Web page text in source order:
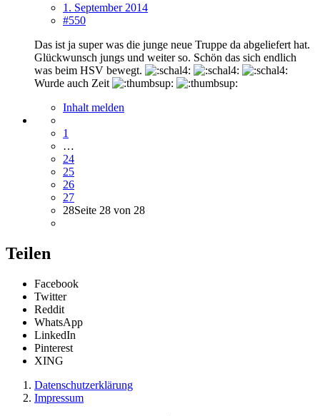
1. September 2014
#550
Das ist ja super was die junge neue Truppe da abgeliefert hat.
Glückwunsch jungs und weiter so. Schön das sich endlich
was beim HSV bewegt.
Wurde auch Zeit
Inhalt melden
1
…
24
25
26
27
28Seite 28 von 28
Teilen
Facebook
Twitter
Reddit
WhatsApp
LinkedIn
Pinterest
XING
Datenschutzerklärung
Impressum